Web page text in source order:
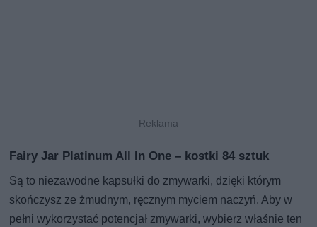
Fairy Jar Platinum All In One – kostki 84 sztuk
Są to niezawodne kapsułki do zmywarki, dzięki którym
skończysz ze żmudnym, ręcznym myciem naczyń. Aby w
pełni wykorzystać potencjał zmywarki, wybierz właśnie ten